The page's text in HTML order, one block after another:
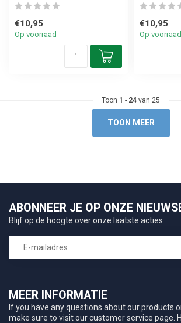
€10,95
Op voorraad
€10,95
Op voorraad
Toon 1 - 24 van 25
TOON MEER
MEER INFORMATIE
If you have any questions about our products
make sure to visit our customer service page.
ABONNEER JE OP ONZE
Blijf op de hoogte over onze laatste acties